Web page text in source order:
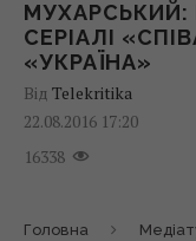
СЕРІАЛІ
«УКРАЇНА»
Від Telekritika
22.08.2016 17:20
16338
Головна